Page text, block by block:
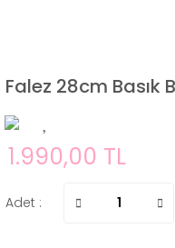
Falez 28cm Basık
1.990,00 TL
Adet :